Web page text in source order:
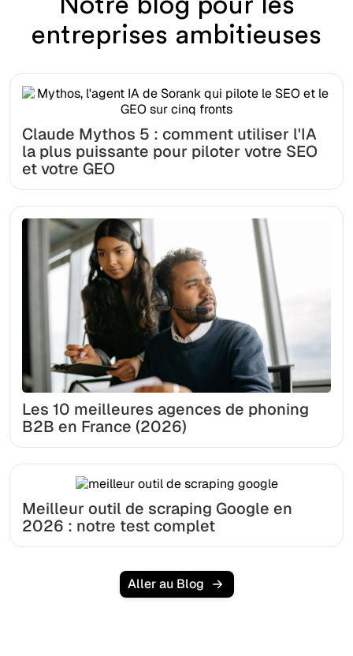
entreprises ambitieuses
Claude Mythos 5 : comment utiliser l'IA
la plus puissante pour piloter votre SEO
et votre GEO
Les 10 meilleures agences de phoning
B2B en France (2026)
Meilleur outil de scraping Google en
2026 : notre test complet
Aller au Blog